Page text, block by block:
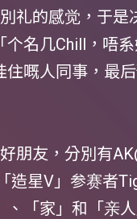
礼的感觉，于是
名几Chill，唔
嘅人同事，最
朋友，分別有
星V」参赛者
「家」和「亲